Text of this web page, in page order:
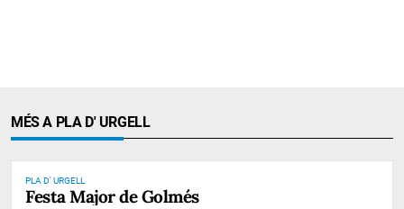
MÉS A PLA D' URGELL
PLA D' URGELL
Festa Major de Golmés